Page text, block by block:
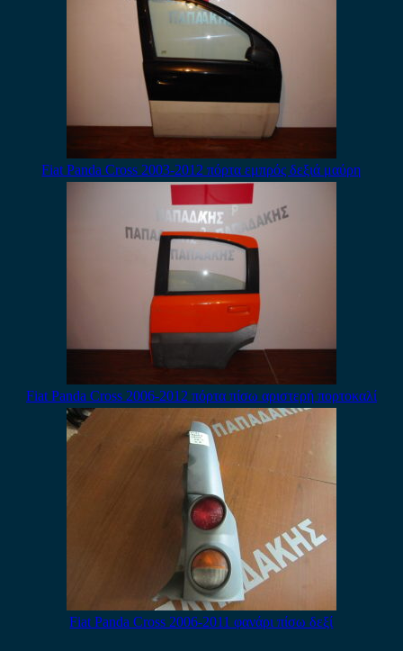
Fiat Panda Cross 2003-2012 πόρτα εμπρός δεξιά μαύρη
Fiat Panda Cross 2006-2012 πόρτα πίσω αριστερή πορτοκαλί
Fiat Panda Cross 2006-2011 φανάρι πίσω δεξί